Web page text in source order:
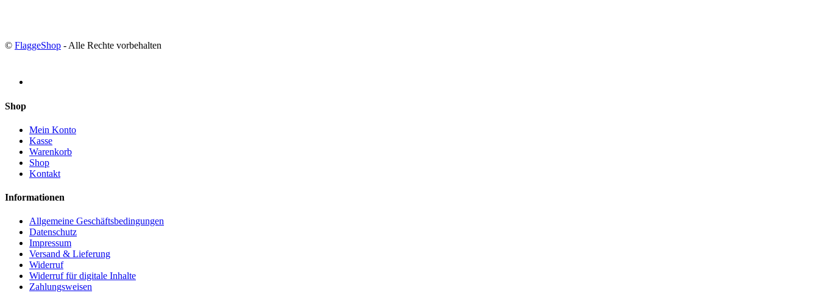
© FlaggeShop - Alle Rechte vorbehalten
Shop
Mein Konto
Kasse
Warenkorb
Shop
Kontakt
Informationen
Allgemeine Geschäftsbedingungen
Datenschutz
Impressum
Versand & Lieferung
Widerruf
Widerruf für digitale Inhalte
Zahlungsweisen